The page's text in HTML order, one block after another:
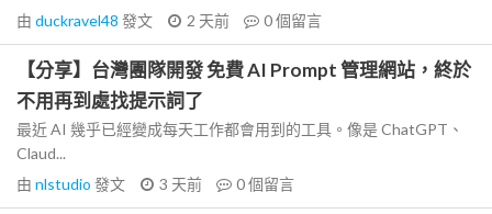
由 duckravel48 發文 2 天前 0個留言
【分享】台灣團隊開發 免費 AI Prompt 管理網站，終於
不用再到處找提示詞了
最近 AI 幾乎已經變成每天工作都會用到的工具。像是 ChatGPT、
Claud...
由 nlstudio 發文 3 天前 0個留言